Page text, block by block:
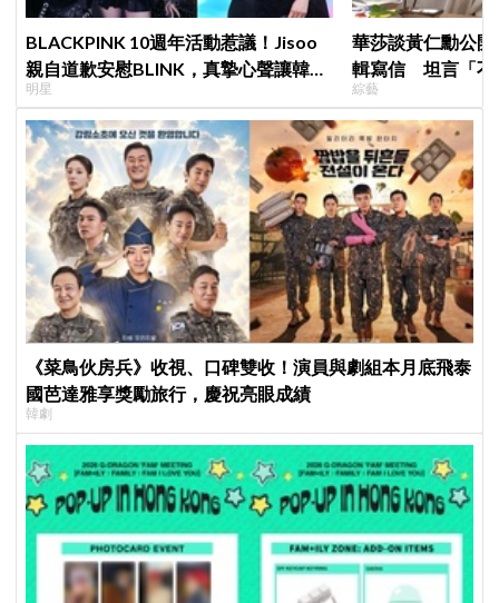
BLACKPINK 10週年活動惹議！Jisoo
親自道歉安慰BLINK，真摯心聲讓韓網
直呼：「看了心裡好暖」
明星
華莎談黃仁勳公
輯寫信 坦言「不
來」
綜藝
《菜鳥伙房兵》收視、口碑雙收！演員與劇組本月底飛泰
國芭達雅享獎勵旅行，慶祝亮眼成績
韓劇